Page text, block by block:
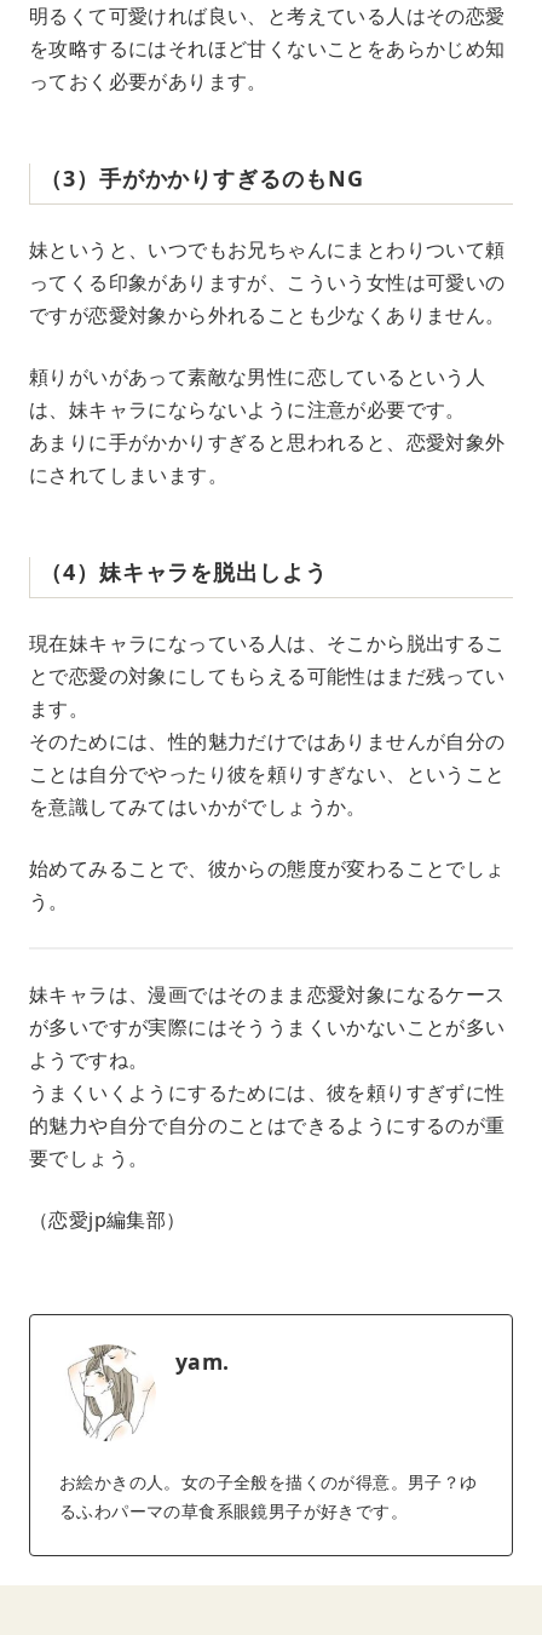
明るくて可愛ければ良い、と考えている人はその恋愛
を攻略するにはそれほど甘くないことをあらかじめ知
っておく必要があります。
（3）手がかかりすぎるのもNG
妹というと、いつでもお兄ちゃんにまとわりついて頼
ってくる印象がありますが、こういう女性は可愛いの
ですが恋愛対象から外れることも少なくありません。
頼りがいがあって素敵な男性に恋しているという人
は、妹キャラにならないように注意が必要です。
あまりに手がかかりすぎると思われると、恋愛対象外
にされてしまいます。
（4）妹キャラを脱出しよう
現在妹キャラになっている人は、そこから脱出するこ
とで恋愛の対象にしてもらえる可能性はまだ残ってい
ます。
そのためには、性的魅力だけではありませんが自分の
ことは自分でやったり彼を頼りすぎない、ということ
を意識してみてはいかがでしょうか。
始めてみることで、彼からの態度が変わることでしょ
う。
妹キャラは、漫画ではそのまま恋愛対象になるケース
が多いですが実際にはそううまくいかないことが多い
ようですね。
うまくいくようにするためには、彼を頼りすぎずに性
的魅力や自分で自分のことはできるようにするのが重
要でしょう。
（恋愛jp編集部）
yam.
お絵かきの人。女の子全般を描くのが得意。男子？ゆ
るふわパーマの草食系眼鏡男子が好きです。